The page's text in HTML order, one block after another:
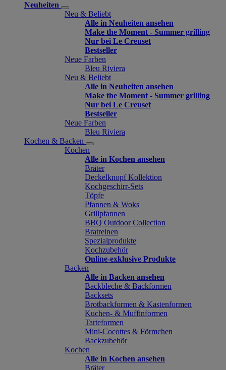
Neuheiten
Neu & Beliebt
Alle in Neuheiten ansehen
Make the Moment - Summer grilling
Nur bei Le Creuset
Bestseller
Neue Farben
Bleu Riviera
Neu & Beliebt
Alle in Neuheiten ansehen
Make the Moment - Summer grilling
Nur bei Le Creuset
Bestseller
Neue Farben
Bleu Riviera
Kochen & Backen
Kochen
Alle in Kochen ansehen
Bräter
Deckelknopf Kollektion
Kochgeschirr-Sets
Töpfe
Pfannen & Woks
Grillpfannen
BBQ Outdoor Collection
Bratreinen
Spezialprodukte
Kochzubehör
Online-exklusive Produkte
Backen
Alle in Backen ansehen
Backbleche & Backformen
Backsets
Brotbackformen & Kastenformen
Kuchen- & Muffinformen
Tarteformen
Mini-Cocottes & Förmchen
Backzubehör
Kochen
Alle in Kochen ansehen
Bräter